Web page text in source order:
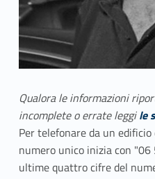
Qualora le informazioni
incomplete o errate leggile
Per telefonare da un
numero unico inizia con
ultime quattro cifre del